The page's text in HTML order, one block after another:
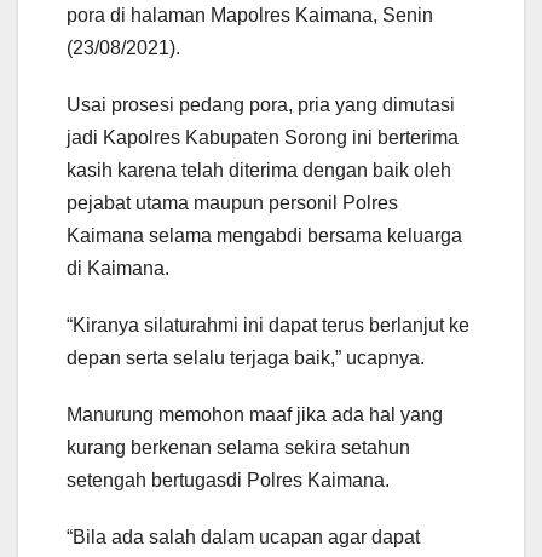
pora di halaman Mapolres Kaimana, Senin
(23/08/2021).
Usai prosesi pedang pora, pria yang dimutasi
jadi Kapolres Kabupaten Sorong ini berterima
kasih karena telah diterima dengan baik oleh
pejabat utama maupun personil Polres
Kaimana selama mengabdi bersama keluarga
di Kaimana.
“Kiranya silaturahmi ini dapat terus berlanjut ke
depan serta selalu terjaga baik,” ucapnya.
Manurung memohon maaf jika ada hal yang
kurang berkenan selama sekira setahun
setengah bertugasdi Polres Kaimana.
“Bila ada salah dalam ucapan agar dapat